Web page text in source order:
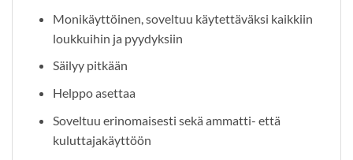
Monikäyttöinen, soveltuu käytettäväksi kaikkiin
loukkuihin ja pyydyksiin
Säilyy pitkään
Helppo asettaa
Soveltuu erinomaisesti sekä ammatti- että
kuluttajakäyttöön